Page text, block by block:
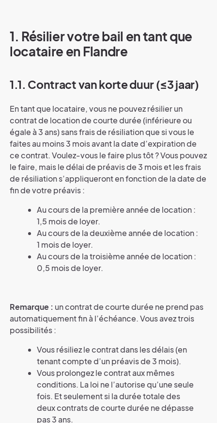
1. Résilier votre bail en tant que
locataire en Flandre
1.1. Contract van korte duur (≤3 jaar)
En tant que locataire, vous ne pouvez résilier un
contrat de location de courte durée (inférieure ou
égale à 3 ans) sans frais de résiliation que si vous le
faites au moins 3 mois avant la date d’expiration de
ce contrat. Voulez-vous le faire plus tôt ? Vous pouvez
le faire, mais le délai de préavis de 3 mois et les frais
de résiliation s’appliqueront en fonction de la date de
fin de votre préavis :
Au cours de la première année de location :
1,5 mois de loyer.
Au cours de la deuxième année de location :
1 mois de loyer.
Au cours de la troisième année de location :
0,5 mois de loyer.
Remarque : un contrat de courte durée ne prend pas
automatiquement fin à l’échéance. Vous avez trois
possibilités :
Vous résiliez le contrat dans les délais (en
tenant compte d’un préavis de 3 mois).
Vous prolongez le contrat aux mêmes
conditions. La loi ne l’autorise qu’une seule
fois. Et seulement si la durée totale des
deux contrats de courte durée ne dépasse
pas 3 ans.